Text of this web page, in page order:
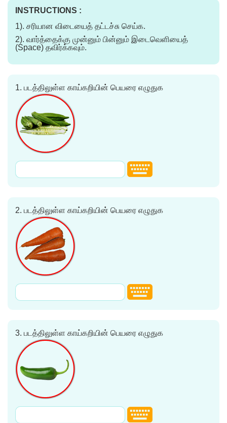
INSTRUCTIONS :
1). சரியான விடையைத் தட்டச்சு செய்க.
2). வார்த்தைக்கு முன்னும் பின்னும் இடைவெளியைத்
(Space) தவிர்க்கவும்.
1. படத்திலுள்ள காய்கறியின் பெயரை எழுதுக
2. படத்திலுள்ள காய்கறியின் பெயரை எழுதுக
3. படத்திலுள்ள காய்கறியின் பெயரை எழுதுக